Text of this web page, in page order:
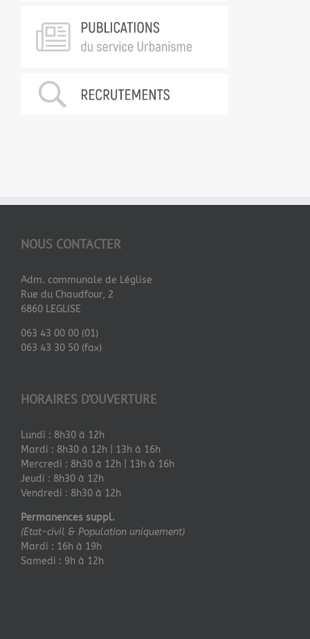
NOUS CONTACTER
Adm. communale de Léglise
Rue du Chaudfour, 2
6860 LEGLISE
063 43 00 00 (01)
063 43 30 50 (fax)
HORAIRES D’OUVERTURE
Lundi : 8h30 à 12h
Mardi : 8h30 à 12h | 13h à 16h
Mercredi : 8h30 à 12h | 13h à 16h
Jeudi : 8h30 à 12h
Vendredi : 8h30 à 12h
Permanences suppl.
(Etat-civil & Population uniquement)
Mardi : 16h à 19h
Samedi : 9h à 12h